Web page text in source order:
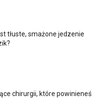
tłuste, smażone jedzenie
chirurgii, które powinieneś